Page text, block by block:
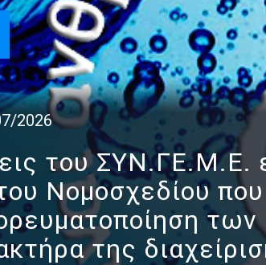
του ΣΥΝ.ΓΕ.Μ.Ε.
Νομοσχεδίου
των
της
2026